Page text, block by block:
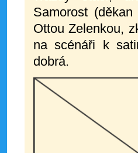
Samorost
Ottou Zelenkou,
na scénáři k
dobrá.